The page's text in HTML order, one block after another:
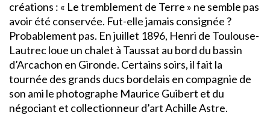
créations : « Le tremblement de Terre » ne semble pas
avoir été conservée. Fut-elle jamais consignée ?
Probablement pas. En juillet 1896, Henri de Toulouse-
Lautrec loue un chalet à Taussat au bord du bassin
d’Arcachon en Gironde. Certains soirs, il fait la
tournée des grands ducs bordelais en compagnie de
son ami le photographe Maurice Guibert et du
négociant et collectionneur d’art Achille Astre.